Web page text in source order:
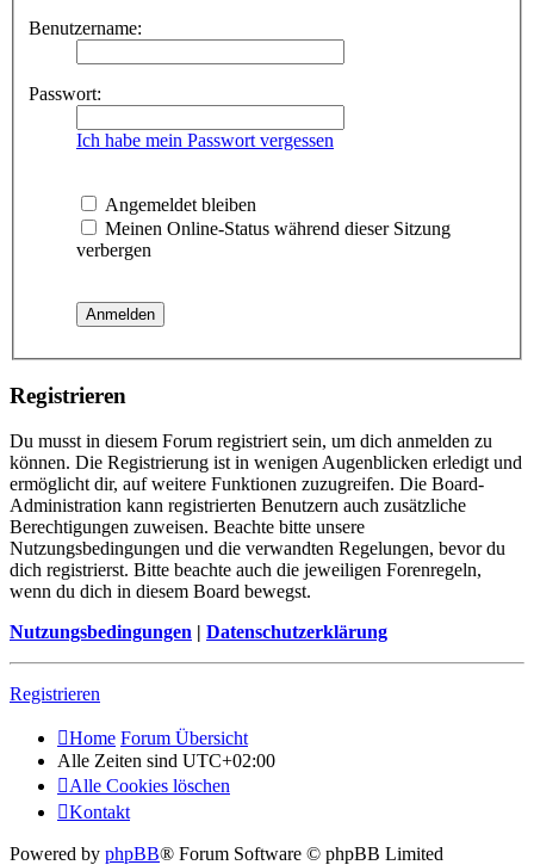
Benutzername:
Passwort:
Ich habe mein Passwort vergessen
Angemeldet bleiben
Meinen Online-Status während dieser Sitzung
verbergen
Registrieren
Du musst in diesem Forum registriert sein, um dich anmelden zu
können. Die Registrierung ist in wenigen Augenblicken erledigt und
ermöglicht dir, auf weitere Funktionen zuzugreifen. Die Board-
Administration kann registrierten Benutzern auch zusätzliche
Berechtigungen zuweisen. Beachte bitte unsere
Nutzungsbedingungen und die verwandten Regelungen, bevor du
dich registrierst. Bitte beachte auch die jeweiligen Forenregeln,
wenn du dich in diesem Board bewegst.
Nutzungsbedingungen | Datenschutzerklärung
Registrieren
Home Forum Übersicht
Alle Zeiten sind UTC+02:00
Alle Cookies löschen
Kontakt
Powered by phpBB® Forum Software © phpBB Limited